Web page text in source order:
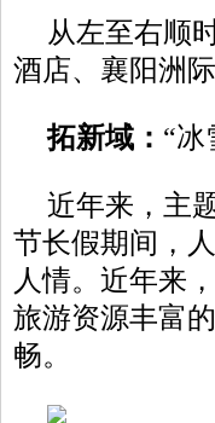
从左至右顺
酒店、襄阳洲
拓新域 ： “冰
近年来，主
节长假期间，
人情。近年来
旅游资源丰富
畅。